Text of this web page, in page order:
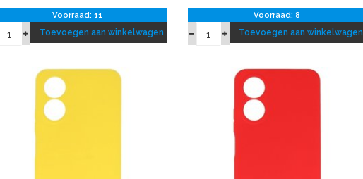
Voorraad: 11
Toevoegen aan winkelwagen
Voorraad: 8
Toevoegen aan winkelwagen